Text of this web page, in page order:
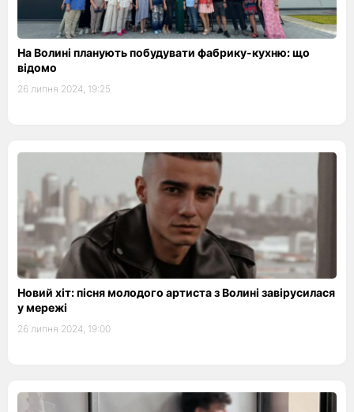
На Волині планують побудувати фабрику-кухню: що
відомо
26 липня 2024, 19:25
Новий хіт: пісня молодого артиста з Волині завірусилася
у мережі
26 липня 2024, 19:00